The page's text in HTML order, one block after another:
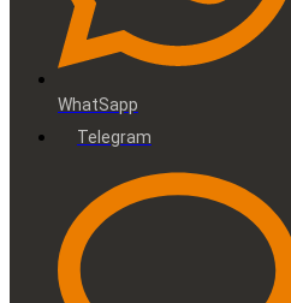
WhatSapp
Telegram